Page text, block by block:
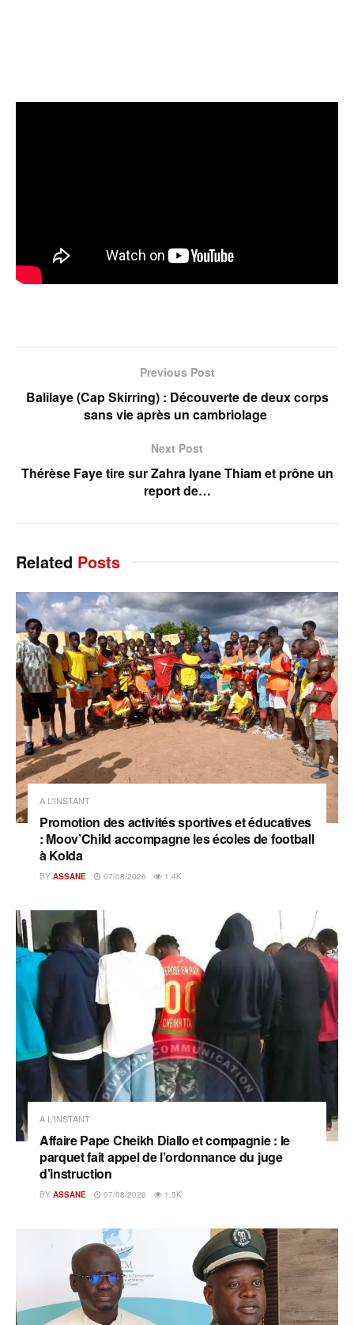
Previous Post
Balilaye (Cap Skirring) : Découverte de deux corps
sans vie après un cambriolage
Next Post
Thérèse Faye tire sur Zahra Iyane Thiam et prône un
report de…
Related Posts
A L'INSTANT
Promotion des activités sportives et éducatives
: Moov’Child accompagne les écoles de football
à Kolda
BY ASSANE 07/08/2026 1.4K
A L'INSTANT
Affaire Pape Cheikh Diallo et compagnie : le
parquet fait appel de l’ordonnance du juge
d’instruction
BY ASSANE 07/08/2026 1.5K